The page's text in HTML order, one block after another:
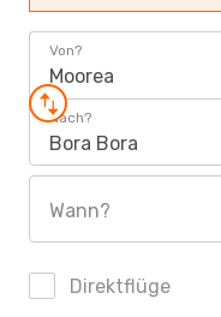
Von?
Moorea
Nach?
Bora Bora
Wann?
Direktflüge